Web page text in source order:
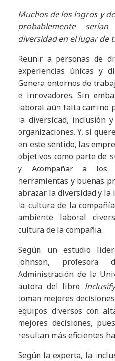
Muchos de los logros y
probablemente
diversidad en el lugar de
Reunir a personas de
experiencias únicas y
Genera entornos de
e innovadores.Sin
laboral aún falta camino
la diversidad, inclusión
organizaciones. Y, si
en este sentido, las
objetivos como parte de
y Acompañar a los
herramientas y buenas
abrazar la diversidad y la
la cultura de la compañía.
ambiente laboral
cultura de la compañía.
Según un estudio
Johnson,
Administración de la
autora del libro Inclusify
toman mejores
equipos diversos con
mejores decisiones,
resultan más eficientes
Según la experta, la